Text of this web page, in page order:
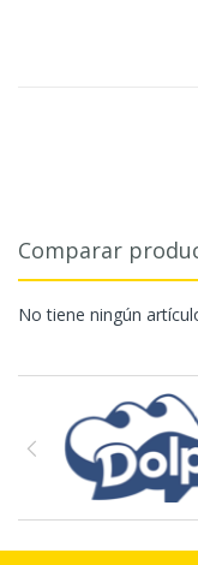
Comparar
No tiene ningún